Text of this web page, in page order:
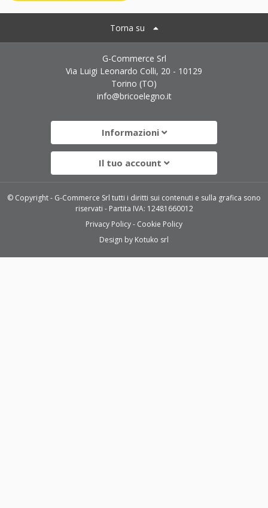
Torna su
G-Commerce Srl
Via Luigi Leonardo Colli, 20 - 10129
Torino (TO)
info@bricoelegno.it
Informazioni
Il tuo account
© Copyright - G-Commerce Srl tutti i diritti sui contenuti e sulla grafica sono
riservati - Partita IVA: 12481660012
Privacy Policy
Cookie Policy
Design by Kotuko srl